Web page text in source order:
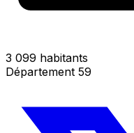
3 099 habitants
Département 59